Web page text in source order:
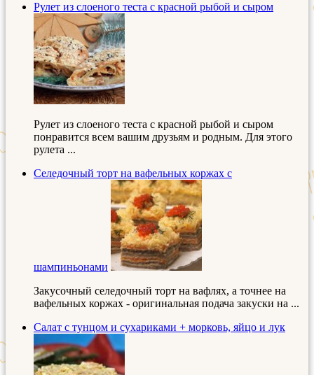
Рулет из слоеного теста с красной рыбой и сыром
Рулет из слоеного теста с красной рыбой и сыром
понравится всем вашим друзьям и родным. Для этого
рулета ...
Селедочный торт на вафельных коржах с
шампиньонами
Закусочный селедочный торт на вафлях, а точнее на
вафельных коржах - оригинальная подача закуски на ...
Салат с тунцом и сухариками + морковь, яйцо и лук